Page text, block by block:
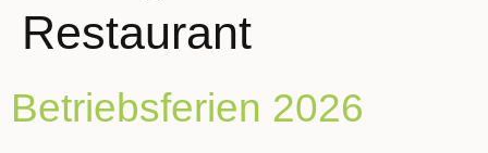
Restaurant
Betriebsferien 2026